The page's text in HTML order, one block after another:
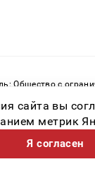
Общество с
82533 от
сайта вы
метрик
Я согласен